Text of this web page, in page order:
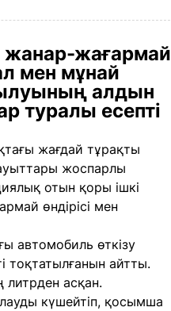
жанар-жағармай
мен мұнай
алдын
туралы есепті
жағдай тұрақты
жоспарлы
отын қоры ішкі
өндірісі мен
автомобиль өткізу
тоқтатылғанын айтты.
асқан.
күшейтіп, қосымша